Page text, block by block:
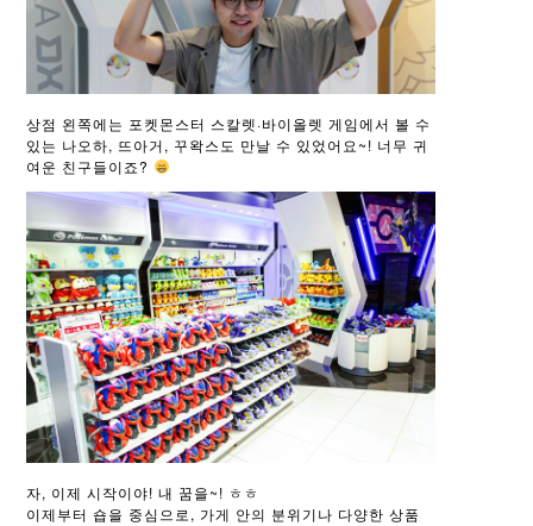
상점 왼쪽에는 포켓몬스터 스칼렛·바이올렛 게임에서 볼 수
있는 나오하, 뜨아거, 꾸왁스도 만날 수 있었어요~! 너무 귀
여운 친구들이죠?
자, 이제 시작이야! 내 꿈을~! ㅎㅎ
이제부터 숍을 중심으로, 가게 안의 분위기나 다양한 상품